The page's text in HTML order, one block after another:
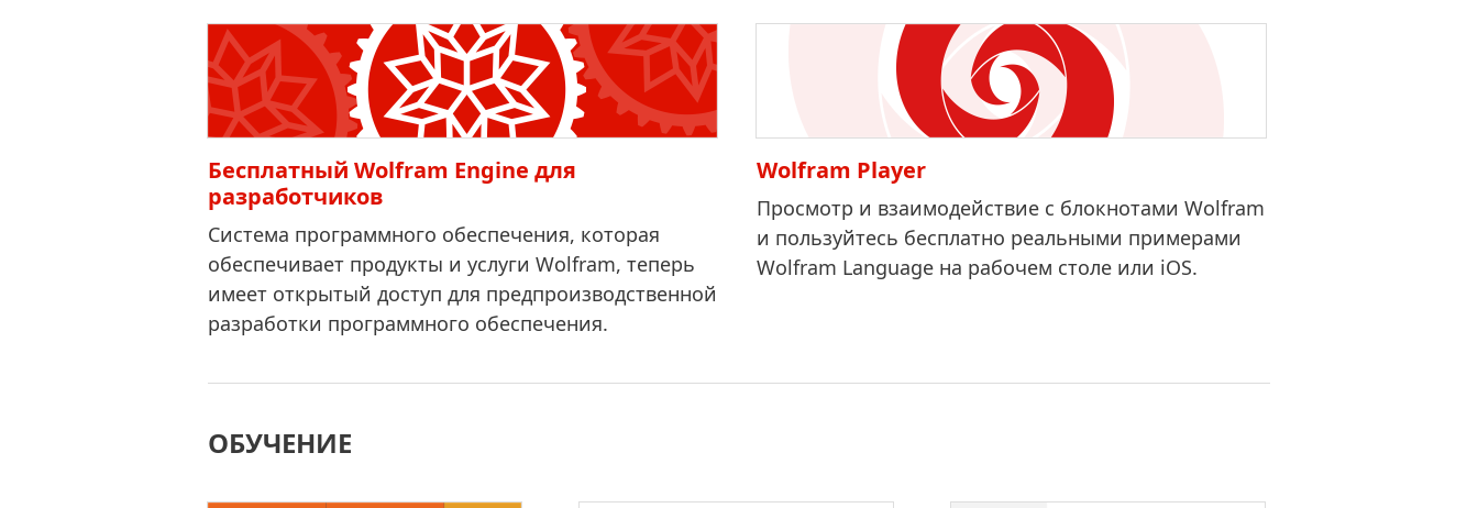
Бесплатный Wolfram Engine для
разработчиков
Система программного обеспечения, которая
обеспечивает продукты и услуги Wolfram, теперь
имеет открытый доступ для предпроизводственной
разработки программного обеспечения.
Wolfram Player
Просмотр и взаимодействие с блокнотами Wolfram
и пользуйтесь бесплатно реальными примерами
Wolfram Language на рабочем столе или iOS.
ОБУЧЕНИЕ